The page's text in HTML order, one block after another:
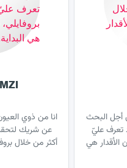
أجل البحث
تعرف عليّ
الأقدار هي
انا من ذوي
عن شريك
أكثر من خلال